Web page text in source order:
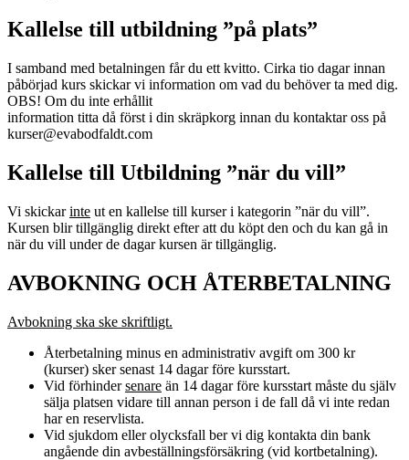
Kallelse till utbildning ”på plats”
I samband med betalningen får du ett kvitto. Cirka tio dagar innan
påbörjad kurs skickar vi information om vad du behöver ta med dig.
OBS! Om du inte erhållit
information titta då först i din skräpkorg innan du kontaktar oss på
kurser@evabodfaldt.com
Kallelse till Utbildning ”när du vill”
Vi skickarinte ut en kallelse till kurser i kategorin ”när du vill”.
Kursen blir tillgänglig direkt efter att du köpt den och du kan gå in
när du vill under de dagar kursen är tillgänglig.
AVBOKNING OCH ÅTERBETALNING
Avbokning ska ske skriftligt.
Återbetalning minus en administrativ avgift om 300 kr
(kurser) sker senast 14 dagar före kursstart.
Vid förhindersenare än 14 dagar före kursstart måste du själv
sälja platsen vidare till annan person i de fall då vi inte redan
har en reservlista.
Vid sjukdom eller olycksfall ber vi dig kontakta din bank
angående din avbeställningsförsäkring (vid kortbetalning).